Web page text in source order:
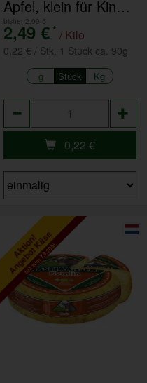
Apfel, klein für Kinder/Müsli
bisher 2,99 €
2,49 € * / Kilo
0,22 € / Stk, 1 Stück ca. 90g
g Stück Kg
0,22 €
Aktion!
Angebot Käse
bis zum 7.8.2026